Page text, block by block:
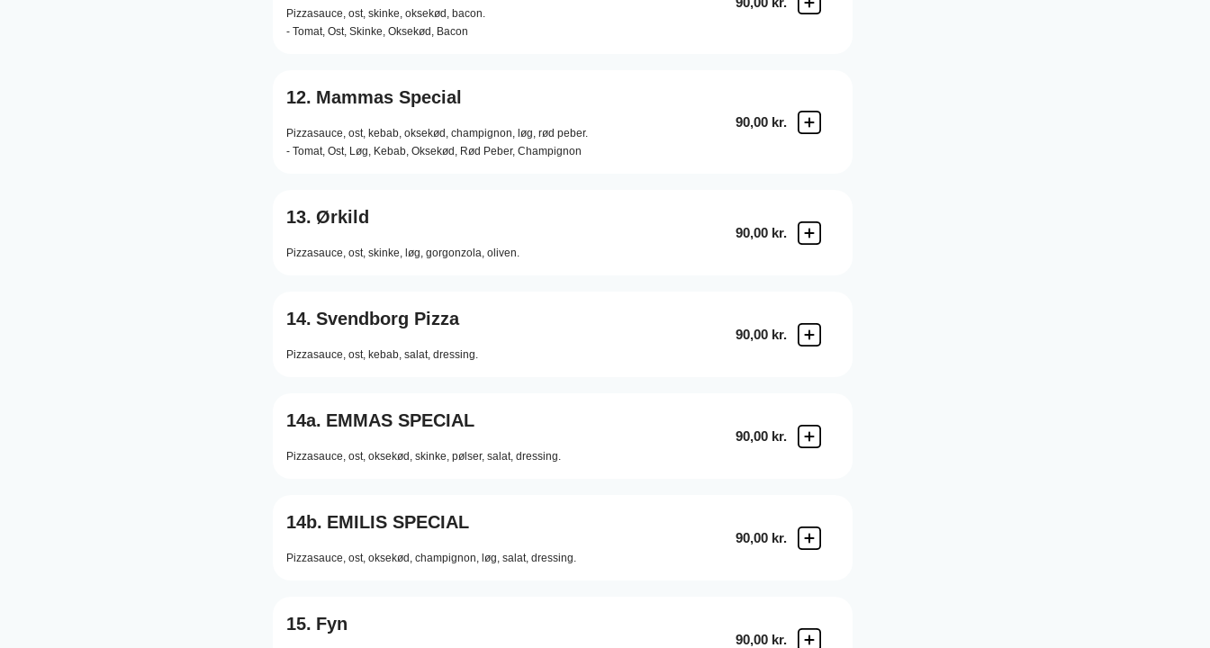
Pizzasauce, ost, skinke, oksekød, bacon.
- Tomat, Ost, Skinke, Oksekød, Bacon
12. Mammas Special
Pizzasauce, ost, kebab, oksekød, champignon, løg, rød peber.
- Tomat, Ost, Løg, Kebab, Oksekød, Rød Peber, Champignon
90,00 kr.
13. Ørkild
Pizzasauce, ost, skinke, løg, gorgonzola, oliven.
90,00 kr.
14. Svendborg Pizza
Pizzasauce, ost, kebab, salat, dressing.
90,00 kr.
14a. EMMAS SPECIAL
Pizzasauce, ost, oksekød, skinke, pølser, salat, dressing.
90,00 kr.
14b. EMILIS SPECIAL
Pizzasauce, ost, oksekød, champignon, løg, salat, dressing.
90,00 kr.
15. Fyn
90,00 kr.